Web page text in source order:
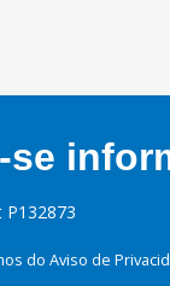
se
do Aviso de